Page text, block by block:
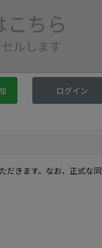
ちら
ルします
ログイン
だきます。なお、正式な同